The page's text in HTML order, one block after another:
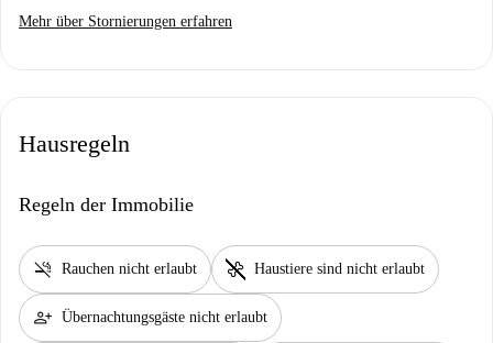
Mehr über Stornierungen erfahren
Hausregeln
Regeln der Immobilie
smoke_free Rauchen nicht erlaubt pet_supplies Haustiere sind nicht erlaubt
person_add Übernachtungsgäste nicht erlaubt